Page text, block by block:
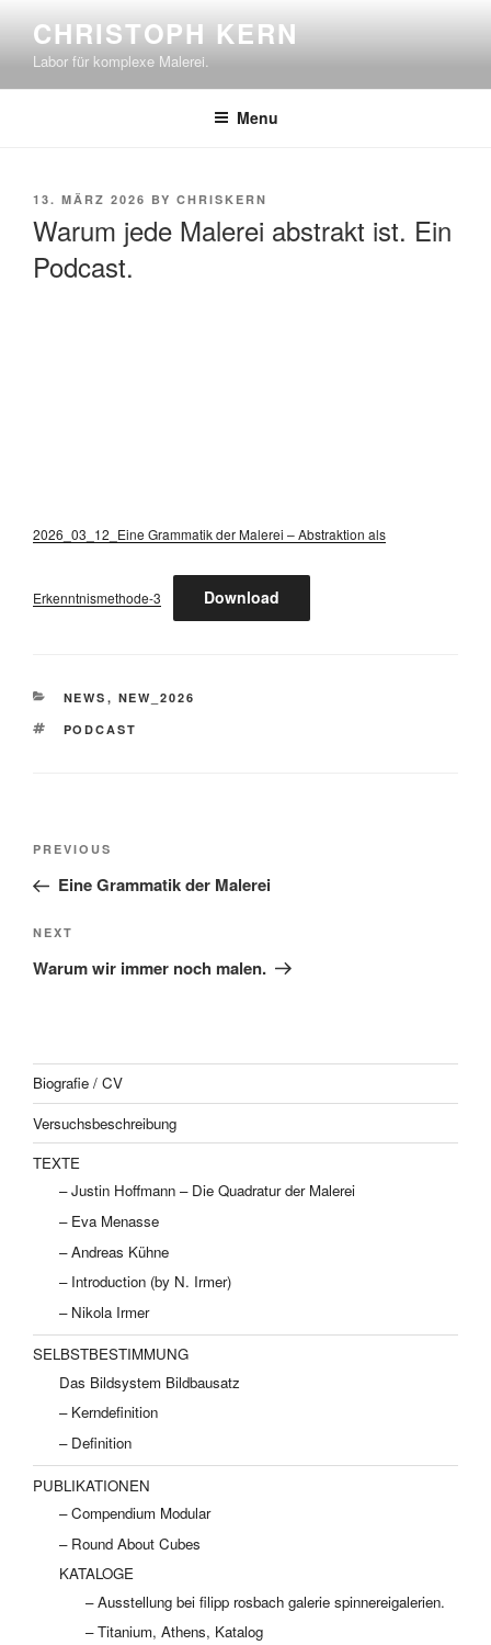
content
CHRISTOPH KERN
Labor für komplexe Malerei.
Menu
POSTED
13. MÄRZ 2026 BY CHRISKERN
Warum jede Malerei abstrakt ist. Ein
Podcast.
2026_03_12_Eine Grammatik der Malerei – Abstraktion als
Erkenntnismethode-3 Download
CATEGORIES
NEWS , NEW_2026
TAGS
PODCAST
Post
Previous
Post
PREVIOUS
Eine Grammatik der Malerei
Next
Post
NEXT
Warum wir immer noch malen.
Biografie / CV
Versuchsbeschreibung
TEXTE
– Justin Hoffmann – Die Quadratur der Malerei
– Eva Menasse
– Andreas Kühne
– Introduction (by N. Irmer)
– Nikola Irmer
SELBSTBESTIMMUNG
Das Bildsystem Bildbausatz
– Kerndefinition
– Definition
PUBLIKATIONEN
– Compendium Modular
– Round About Cubes
KATALOGE
– Ausstellung bei filipp rosbach galerie spinnereigalerien.
– Titanium, Athens, Katalog